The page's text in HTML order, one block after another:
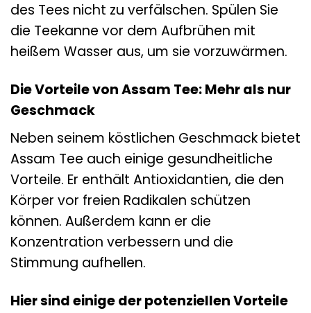
des Tees nicht zu verfälschen. Spülen Sie
die Teekanne vor dem Aufbrühen mit
heißem Wasser aus, um sie vorzuwärmen.
Die Vorteile von Assam Tee: Mehr als nur
Geschmack
Neben seinem köstlichen Geschmack bietet
Assam Tee auch einige gesundheitliche
Vorteile. Er enthält Antioxidantien, die den
Körper vor freien Radikalen schützen
können. Außerdem kann er die
Konzentration verbessern und die
Stimmung aufhellen.
Hier sind einige der potenziellen Vorteile